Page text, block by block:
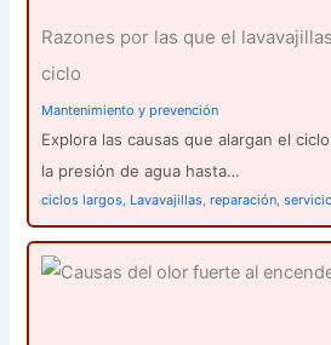
Razones por las que el
ciclo
Mantenimiento y prevención
Explora las causas que alargan el
la presión de agua hasta…
ciclos largos, Lavavajillas,reparación,